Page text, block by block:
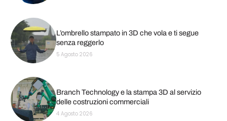
L’ombrello stampato in 3D che vola e ti segue
senza reggerlo
5 Agosto 2026
Branch Technology e la stampa 3D al servizio
delle costruzioni commerciali
4 Agosto 2026